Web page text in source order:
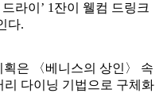
라이’ 1잔이 웰컴 드링크
다.
은 〈베니스의 상인〉 속
다이닝 기법으로 구체화